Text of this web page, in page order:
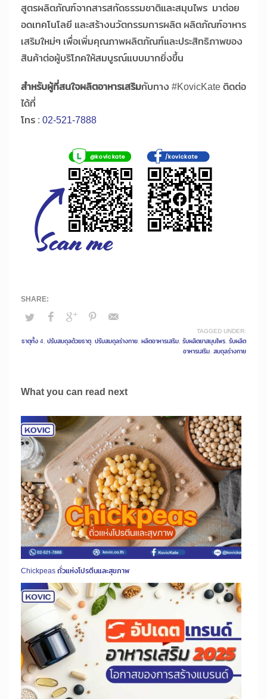
สูตรผลิตภัณฑ์จากสารสกัดธรรมชาติและสมุนไพร มาต่อย
อดเทคโนโลยี และสร้างนวัตกรรมการผลิต ผลิตภัณฑ์อาหาร
เสริมใหม่ๆ เพื่อเพิ่มคุณภาพผลิตภัณฑ์และประสิทธิภาพของ
สินค้าต่อผู้บริโภคให้สมบูรณ์แบบมากยิ่งขึ้น
สำหรับผู้ที่สนใจผลิตอาหารเสริมกับทาง #KovicKate ติดต่อ
ได้ที่
โทร : 02-521-7888
TAGGED UNDER:
ธาตุทั้ง 4, ปรับสมดุลด้วยธาตุ, ปรับสมดุลร่างกาย, ผลิตอาหารเสริม, รับผลิตยาสมุนไพร, รับผลิต
อาหารเสริม, สมดุลร่างกาย
What you can read next
Chickpeas ถั่วแห่งโปรตีนและสุขภาพ